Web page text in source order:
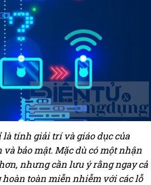
tính giải trí và giáo dục của
bảo mật. Mặc dù có một nhận
nhưng cần lưu ý rằng ngay cả
toàn miễn nhiễm với các lỗ